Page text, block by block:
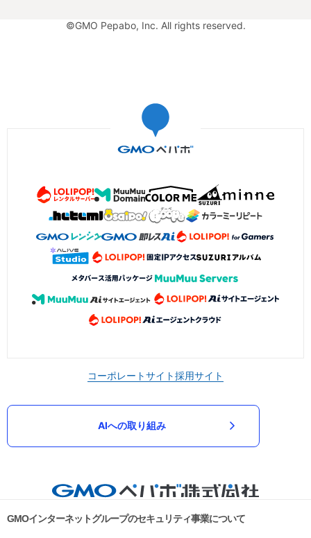
©GMO Pepabo, Inc. All rights reserved.
コーポレートサイト採用サイト
AIへの取り組み
GMOインターネットグループのセキュリティ事業について